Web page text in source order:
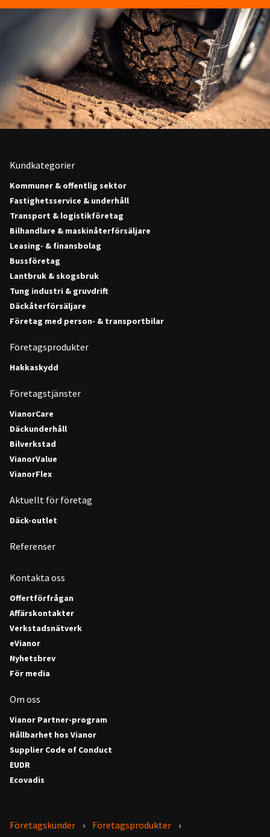
Kundkategorier
Kommuner & offentlig sektor
Fastighetsservice & underhåll
Transport & logistikföretag
Bilhandlare & maskinåterförsäljare
Leasing- & finansbolag
Bussföretag
Lantbruk & skogsbruk
Tung industri & gruvdrift
Däckåterförsäljare
Företag med person- & transportbilar
Företagsprodukter
Hakkaskydd
Företagstjänster
VianorCare
Däckunderhåll
Bilverkstad
VianorValue
VianorFlex
Aktuellt för företag
Däck-outlet
Referenser
Kontakta oss
Offertförfrågan
Affärskontakter
Verkstadsnätverk
eVianor
Nyhetsbrev
För media
Om oss
Vianor Partner-program
Hållbarhet hos Vianor
Supplier Code of Conduct
EUDR
Ecovadis
Företagskunder
Företagsprodukter